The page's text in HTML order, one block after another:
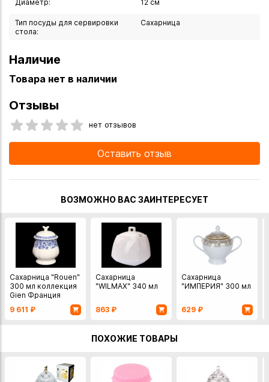
Диаметр: 12 см
Тип посуды для сервировки
стола:
Сахарница
Наличие
Товара нет в наличии
Отзывы
нет отзывов
Оставить отзыв
ВОЗМОЖНО ВАС ЗАИНТЕРЕСУЕТ
Сахарница "Rouen"
300 мл коллекция
Gien Франция
9 611 ₽
Сахарница
"WILMAX" 340 мл
863 ₽
Сахарница
"ИМПЕРИЯ" 300 мл
629 ₽
ПОХОЖИЕ ТОВАРЫ